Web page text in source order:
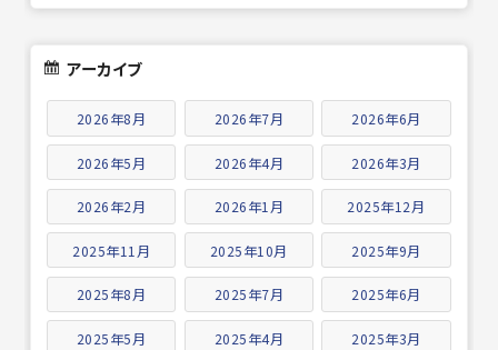
アーカイブ
2026年8月 2026年7月 2026年6月
2026年5月 2026年4月 2026年3月
2026年2月 2026年1月 2025年12月
2025年11月 2025年10月 2025年9月
2025年8月 2025年7月 2025年6月
2025年5月 2025年4月 2025年3月